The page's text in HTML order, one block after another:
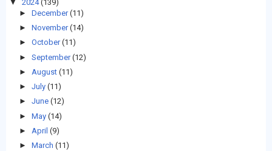
▼ 2024 (139)
► December (11)
► November (14)
► October (11)
► September (12)
► August (11)
► July (11)
► June (12)
► May (14)
► April (9)
► March (11)